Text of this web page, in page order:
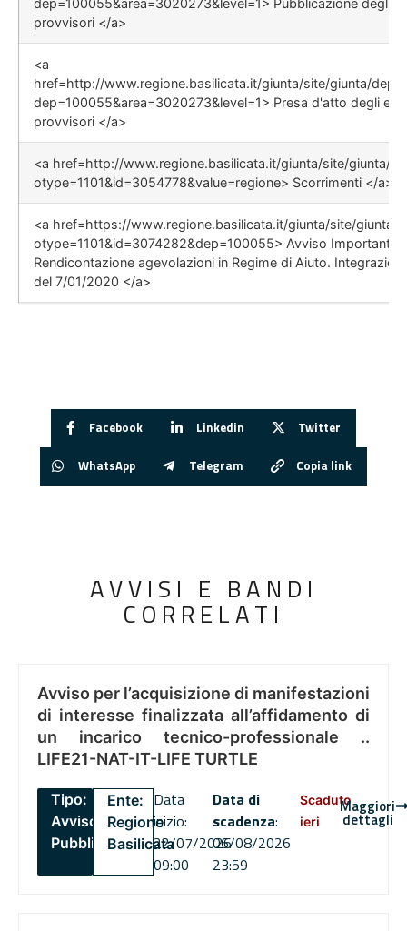
provvisori </a>
<a
href=http://www.regione.basilicata.it/giunta/site/giunta/
dep=100055&area=3020273&level=1> Presa d'atto degli
provvisori </a>
<a href=http://www.regione.basilicata.it/giunta/site/giunta/
otype=1101&id=3054778&value=regione> Scorrimenti </a>
<a href=https://www.regione.basilicata.it/giunta/site/giunta/
otype=1101&id=3074282&dep=100055> Avviso Importante!
Rendicontazione agevolazioni in Regime di Aiuto.
del 7/01/2020 </a>
Facebook Linkedin Twitter
WhatsApp Telegram Copia link
AVVISI E BANDI
CORRELATI
Avviso per l’acquisizione di manifestazioni
di interesse finalizzata all’affidamento di
un incarico tecnico-professionale ..
LIFE21-NAT-IT-LIFE TURTLE
Tipo:
Avviso
Pubblico
Ente:
Regione
Basilicata
Data
inizio:
22/07/2026
09:00
Data di
scadenza:
06/08/2026
23:59
Scaduto
ieri
Maggiori
dettagli